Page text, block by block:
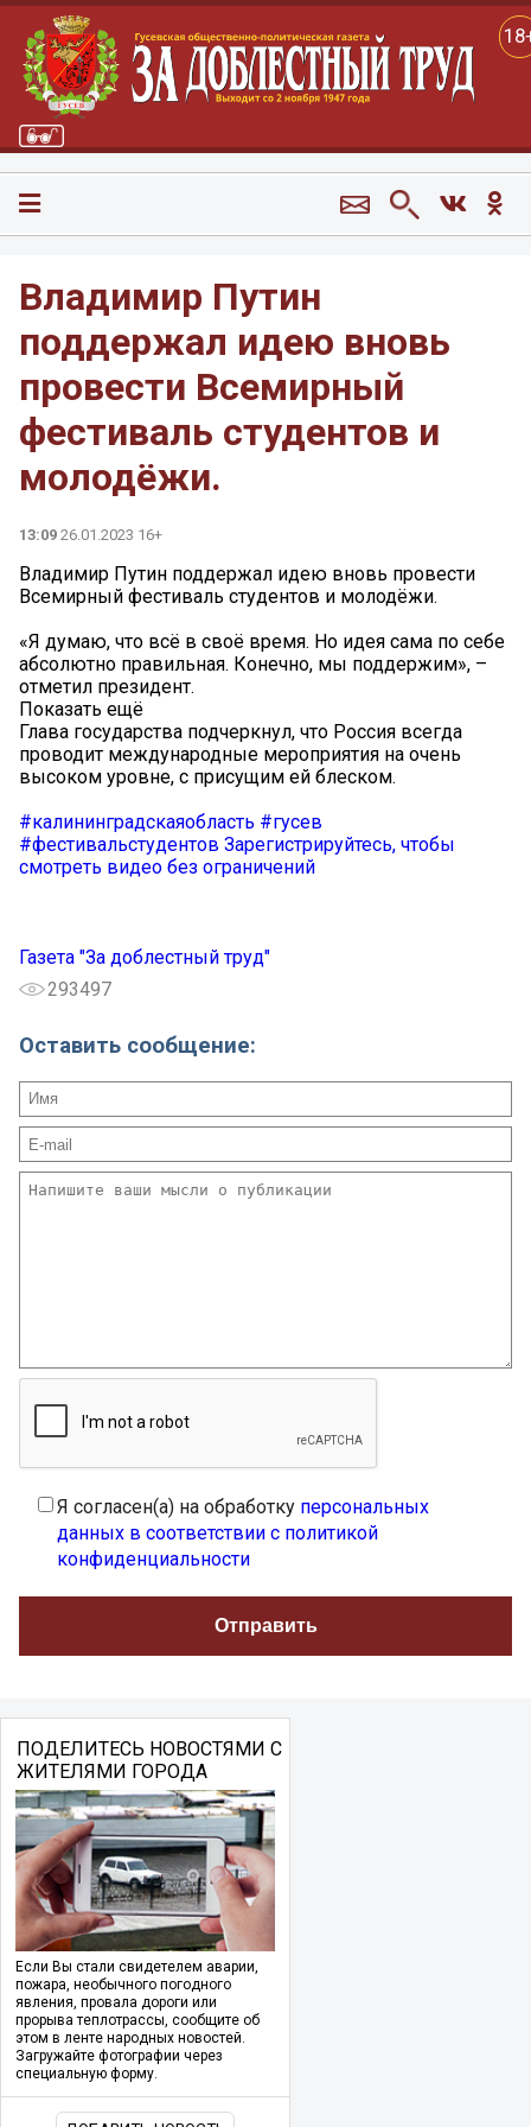
Владимир Путин
поддержал идею вновь
провести Всемирный
фестиваль студентов и
молодёжи.
13:09 26.01.2023 16+
Владимир Путин поддержал идею вновь провести
Всемирный фестиваль студентов и молодёжи.
«Я думаю, что всё в своё время. Но идея сама по себе
абсолютно правильная. Конечно, мы поддержим», –
отметил президент.
Показать ещё
Глава государства подчеркнул, что Россия всегда
проводит международные мероприятия на очень
высоком уровне, с присущим ей блеском.
#калининградскаяобласть #гусев
#фестивальстудентов Зарегистрируйтесь, чтобы
смотреть видео без ограничений
Газета "За доблестный труд"
293497
Оставить сообщение:
Я согласен(а) на обработку персональных
данных в соответствии с политикой
конфиденциальности
ПОДЕЛИТЕСЬ НОВОСТЯМИ С
ЖИТЕЛЯМИ ГОРОДА
Если Вы стали свидетелем аварии,
пожара, необычного погодного
явления, провала дороги или
прорыва теплотрассы, сообщите об
этом в ленте народных новостей.
Загружайте фотографии через
специальную форму.